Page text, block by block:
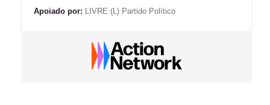
Apoiado por: LIVRE (L) Partido Político